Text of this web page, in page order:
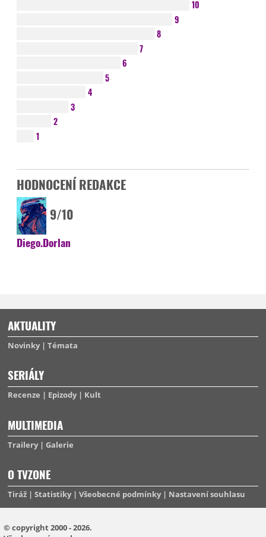
10
9
8
7
6
5
4
3
2
1
HODNOCENÍ REDAKCE
9/10
Diego.Dorlan
AKTUALITY
Novinky Témata
SERIÁLY
Recenze Epizody Kult
MULTIMEDIA
Trailery Galerie
O TVZONE
Tiráž Statistiky Všeobecné podmínky Nastavení souhlasu
© copyright 2000 - 2026.